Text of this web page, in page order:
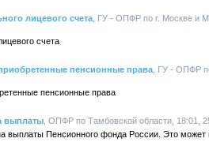
лицевого счета , ГУ - ОПФР по г. Москве и
счета
пенсионные права , ГУ - ОПФР
пенсионные права
выплаты , ОПФР по Тамбовской области, 18:01,
выплаты Пенсионного фонда России. Это может